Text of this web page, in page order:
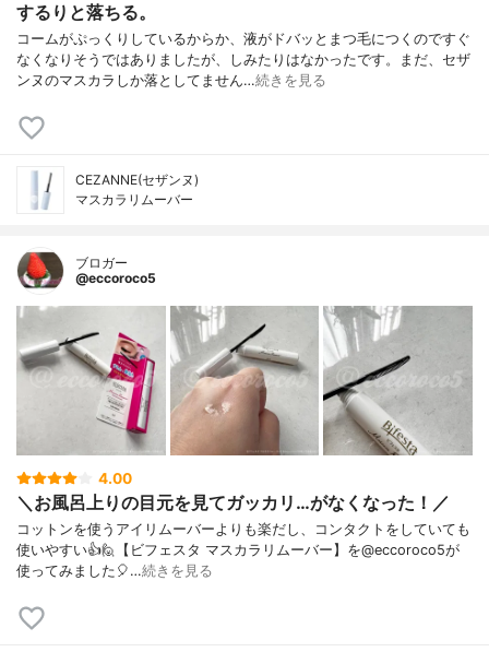
するりと落ちる。
コームがぷっくりしているからか、液がドバッとまつ毛につくのですぐ
なくなりそうではありましたが、しみたりはなかったです。まだ、セザ
ンヌのマスカラしか落としてません…続きを見る
CEZANNE(セザンヌ)
マスカラリムーバー
ブロガー
@eccoroco5
4.00
＼お風呂上りの目元を見てガッカリ…がなくなった！／ ⁡
コットンを使うアイリムーバーよりも楽だし、コンタクトをしていても
使いやすい👍⁡⁡⁡🙋【ビフェスタ マスカラリムーバー】を@eccoroco5が
使ってみました🎈…続きを見る